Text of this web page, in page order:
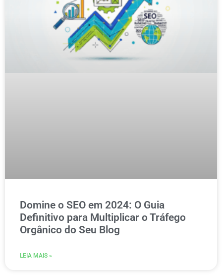
Domine o SEO em 2024: O Guia
Definitivo para Multiplicar o Tráfego
Orgânico do Seu Blog
LEIA MAIS »